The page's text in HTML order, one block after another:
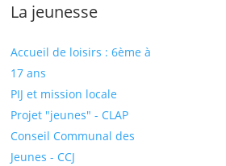
La jeunesse
Accueil de loisirs : 6ème à
17 ans
PIJ et mission locale
Projet "jeunes" - CLAP
Conseil Communal des
Jeunes - CCJ